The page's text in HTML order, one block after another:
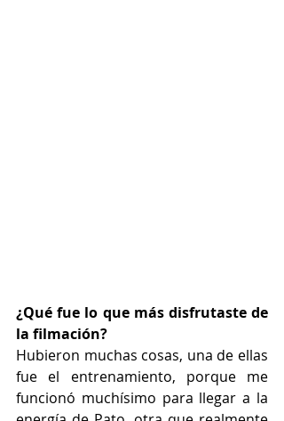
¿Qué fue lo que más disfrutaste de
la filmación?
Hubieron muchas cosas, una de ellas
fue el entrenamiento, porque me
funcionó muchísimo para llegar a la